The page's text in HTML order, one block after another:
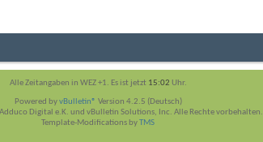
Alle Zeitangaben in WEZ +1. Es ist jetzt 15:02 Uhr.
Powered byvBulletin® Version 4.2.5 (Deutsch)
Digital e.K. und vBulletin Solutions, Inc. Alle Rechte vorbehalten.
Template-Modifications byTMS